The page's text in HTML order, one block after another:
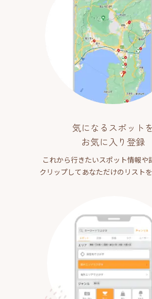
気になるスポット
お気に入り登録
これから行きたいスポット情報や
クリップしてあなただけのリストを